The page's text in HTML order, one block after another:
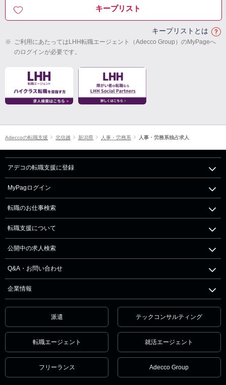
キープリスト
キープリストとは
※ ご利用にあたってはLHH転職エージェント（Adecco Group）のMyPageへ
のログインが必要です。
Adeccoの転職支援 北信越 新潟県 人事・労務系 人事・労務系独占求人
アデコの転職支援に登録
MyPagログイン
転職のお仕事検索
転職支援について
公開中の求人検索
Q&A・お問い合わせ
企業情報
派遣 テックコンサルティング
転職エージェント 就活エージェント
フリーランス Adecco Group